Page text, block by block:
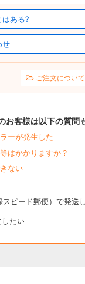
ある?
せ
ご注文について
お客様は以下の質問
ーが発生した
はかかりますか？
ない
スピード郵便）で発送
したい